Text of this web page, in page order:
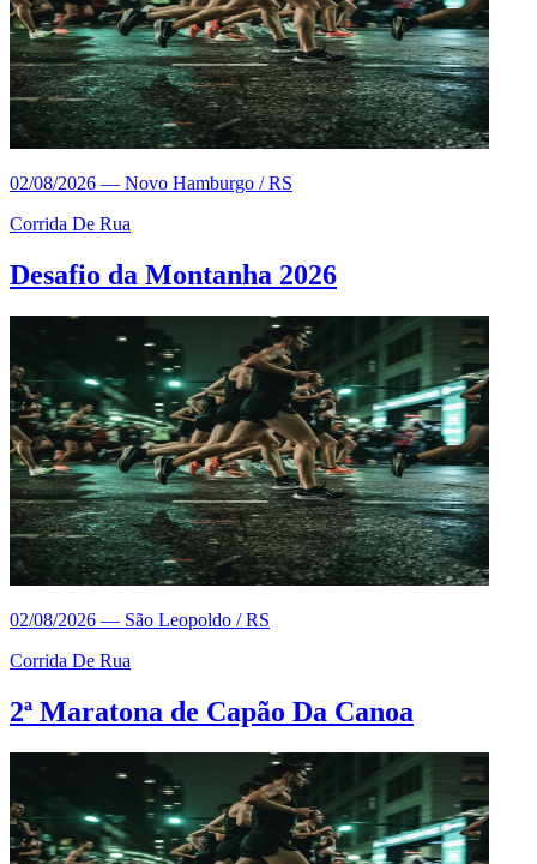
02/08/2026 — Novo Hamburgo / RS
Corrida De Rua
Desafio da Montanha 2026
02/08/2026 — São Leopoldo / RS
Corrida De Rua
2ª Maratona de Capão Da Canoa